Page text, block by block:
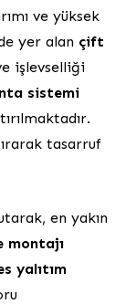
ve yüksek
yer alan çift
işlevselliği
sistemi
tasarruf
en yakın
montajı
yalıtım